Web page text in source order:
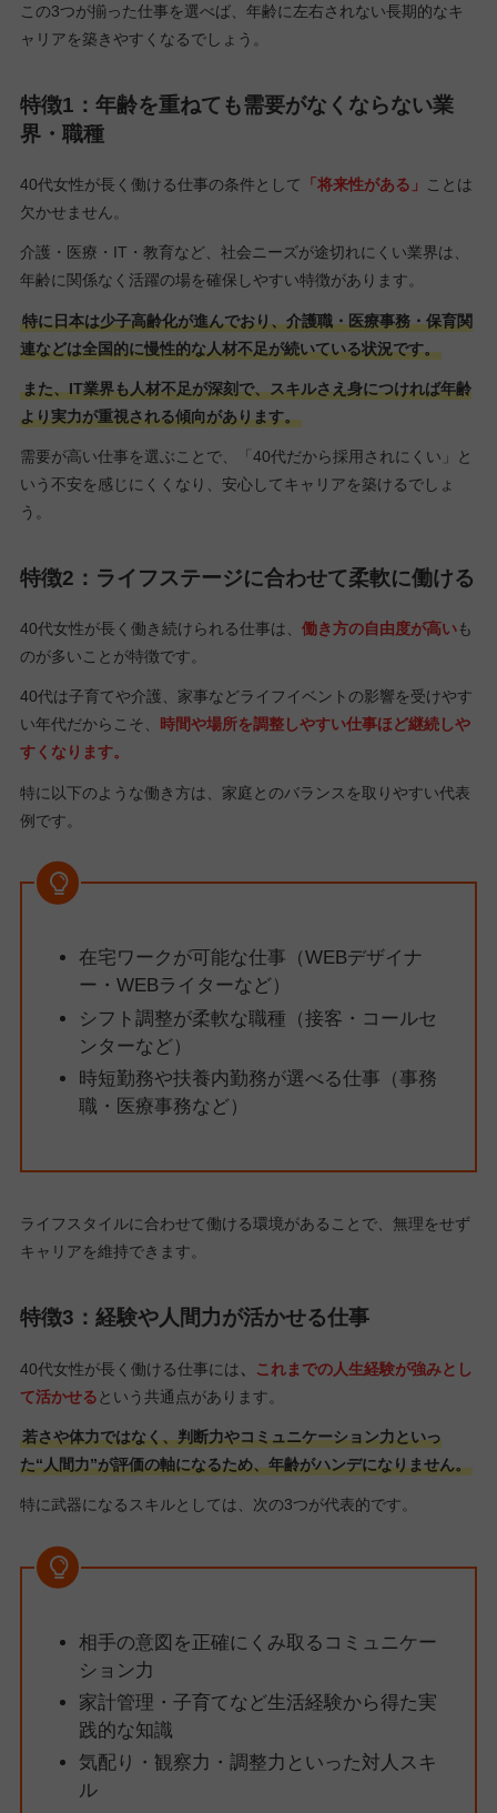
この3つが揃った仕事を選べば、年齢に左右されない長期的なキ
ャリアを築きやすくなるでしょう。
特徴1：年齢を重ねても需要がなくならない業
界・職種
40代女性が長く働ける仕事の条件として 「将来性がある」
ことは
欠かせません。
介護・医療・IT・教育など、社会ニーズが途切れにくい業界は、
年齢に関係なく活躍の場を確保しやすい特徴があります。
特に日本は少子高齢化が進んでおり、介護職・医療事務・保育関
連などは全国的に慢性的な人材不足が続いている状況です。
また、IT業界も人材不足が深刻で、スキルさえ身につければ年齢
より実力が重視される傾向があります。
需要が高い仕事を選ぶことで、「40代だから採用されにくい」と
いう不安を感じにくくなり、安心してキャリアを築けるでしょ
う。
特徴2：ライフステージに合わせて柔軟に働ける
40代女性が長く働き続けられる仕事は、 働き方の自由度が高いも
のが多いことが特徴です。
40代は子育てや介護、家事などライフイベントの影響を受けやす
い年代だからこそ、 時間や場所を調整しやすい仕事ほど継続しや
すくなります。
特に以下のような働き方は、家庭とのバランスを取りやすい代表
例です。
在宅ワークが可能な仕事（WEBデザイナ
ー・WEBライターなど）
シフト調整が柔軟な職種（接客・コールセ
ンターなど）
時短勤務や扶養内勤務が選べる仕事（事務
職・医療事務など）
ライフスタイルに合わせて働ける環境があることで、無理をせず
キャリアを維持できます。
特徴3：経験や人間力が活かせる仕事
40代女性が長く働ける仕事には、
これまでの人生経験が強みとし
て活かせるという共通点があります。
若さや体力ではなく、判断力やコミュニケーション力といっ
た“人間力”が評価の軸になるため、年齢がハンデになりません。
特に武器になるスキルとしては、次の3つが代表的です。
相手の意図を正確にくみ取るコミュニケー
ション力
家計管理・子育てなど生活経験から得た実
践的な知識
気配り・観察力・調整力といった対人スキ
ル